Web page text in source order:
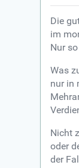
Die
im
Nur
Was
nur in
Nicht
oder
der